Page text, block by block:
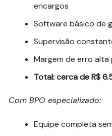
encargos
Software básico de
Supervisão
Margem de erro
Total: cerca de R$
Com BPO especializado:
Equipe completa